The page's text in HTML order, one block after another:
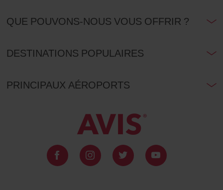
QUE POUVONS-NOUS VOUS OFFRIR ?
DESTINATIONS POPULAIRES
PRINCIPAUX AÉROPORTS